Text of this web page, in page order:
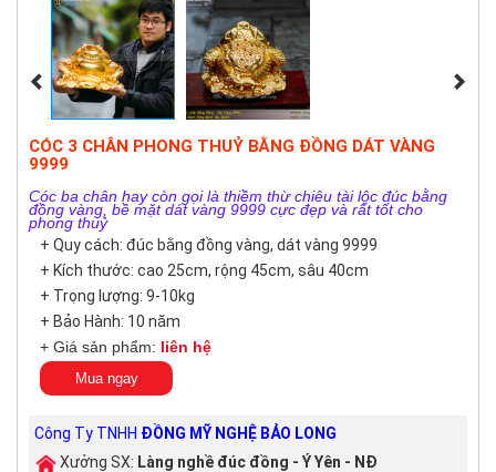
CÓC 3 CHÂN PHONG THUỶ BẰNG ĐỒNG DÁT VÀNG
9999
Cóc ba chân hay còn gọi là thiềm thừ chiêu tài lộc đúc bằng
đồng vàng, bề mặt dát vàng 9999 cực đẹp và rất tốt cho
phong thuỷ
+ Quy cách: đúc bằng đồng vàng, dát vàng 9999
+ Kích thước: cao 25cm, rộng 45cm, sâu 40cm
+ Trọng lượng: 9-10kg
+ Bảo Hành: 10 năm
+ Giá sản phẩm: liên hệ
Mua ngay
Công Ty TNHH ĐỒNG MỸ NGHỆ BẢO LONG
Xưởng SX: Làng nghề đúc đồng - Ý Yên - NĐ